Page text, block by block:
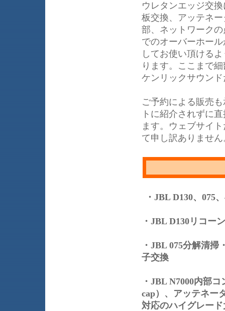
ウレタンエッジ交
板交換、アッテネ
部、ネットワーク
でのオーバーホー
してお使い頂ける
ります。ここまで
ケンリックサウン
ご予約による販売
トに紹介されずに
ます。ウェブサイ
て申し訳ありません
・JBL D130、075
・JBL D130リコー
・JBL 075分解清
子交換
・JBL N7000内部
cap）、アッテネー
対応のハイグレー